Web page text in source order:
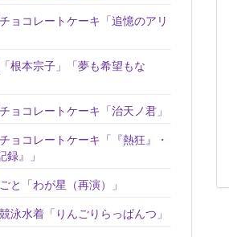
ョコレートケーキ「追憶のアリ
根本宗子」「夢も希望もな
コレートケーキ「治天ノ君」
コレートケーキ「『熱狂』・
録』」
「わが星（再演）」
水着「りんごりらっぱんつ」